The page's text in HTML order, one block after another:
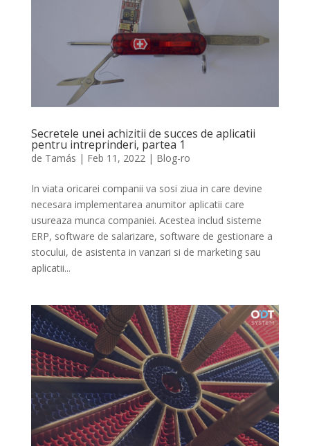
Secretele unei achizitii de succes de aplicatii
pentru intreprinderi, partea 1
de Tamás | Feb 11, 2022| Blog-ro
In viata oricarei companii va sosi ziua in care devine
necesara implementarea anumitor aplicatii care
usureaza munca companiei. Acestea includ sisteme
ERP, software de salarizare, software de gestionare a
stocului, de asistenta in vanzari si de marketing sau
aplicatii...